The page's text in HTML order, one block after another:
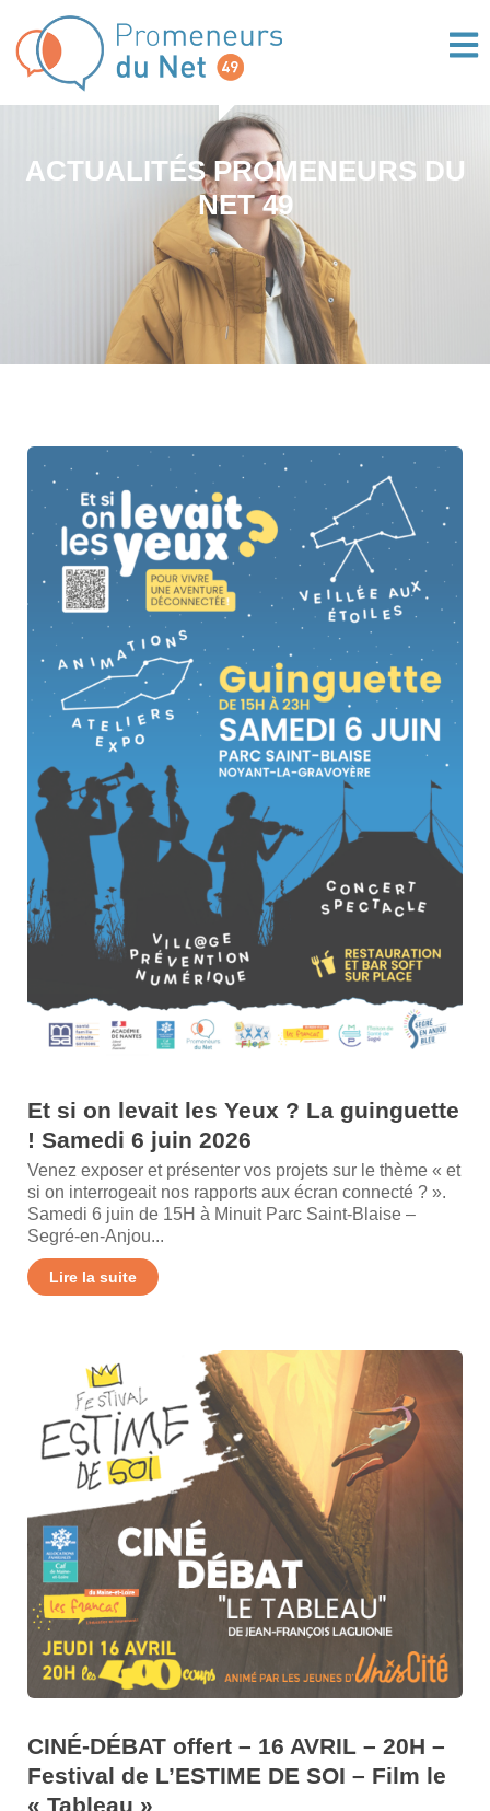
ACTUALITÉS PROMENEURS DU
NET 49
Et si on levait les Yeux ? La guinguette
! Samedi 6 juin 2026
Venez exposer et présenter vos projets sur le thème « et
si on interrogeait nos rapports aux écran connecté ? ».
Samedi 6 juin de 15H à Minuit Parc Saint-Blaise –
Segré-en-Anjou...
Lire la suite
CINÉ-DÉBAT offert – 16 AVRIL – 20H –
Festival de L’ESTIME DE SOI – Film le
« Tableau »